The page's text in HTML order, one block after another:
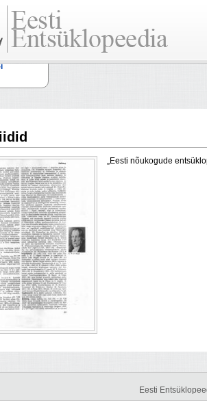
„Eesti nõukogude
Eesti